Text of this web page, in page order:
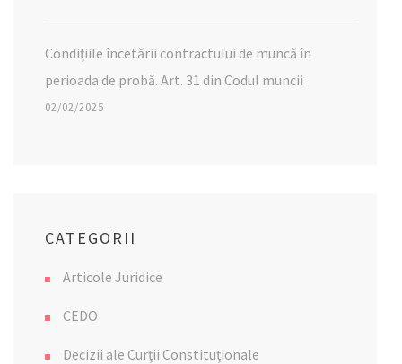
Condițiile încetării contractului de muncă în
perioada de probă. Art. 31 din Codul muncii
02/02/2025
CATEGORII
Articole Juridice
CEDO
Decizii ale Curții Constituționale